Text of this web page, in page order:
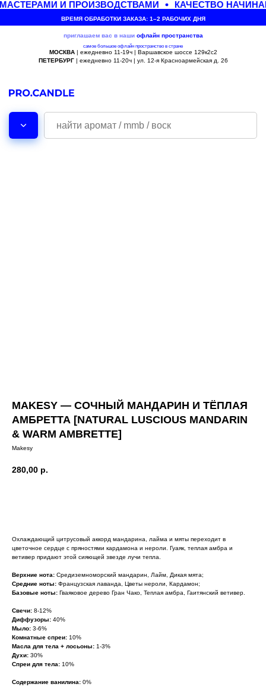
И ПРОИЗВОДСТВАМИ КАЧЕСТВО
ВРЕМЯ ОБРАБОТКИ ЗАКАЗА: 1–2 РАБОЧИХ ДНЯ
приглашаем вас в наши офлайн пространства
самое большое офлайн пространство в стране
МОСКВА| ежедневно 11-19ч | Варшавское шоссе 129к2с2
ПЕТЕРБУРГ| ежедневно 11-20ч | ул. 12-я Красноармейская д. 26
MAKESY — СОЧНЫЙ МАНДАРИН И ТЁПЛАЯ
АМБРЕТТА [NATURAL LUSCIOUS MANDARIN
& WARM AMBRETTE]
Makesy
280,00 р.
Охлаждающий цитрусовый аккорд мандарина, лайма и мяты переходит в
цветочное сердце с пряностями кардамона и нероли. Гуаяк, теплая амбра и
ветивер придают этой сияющей звезде лучи тепла.
Верхние нота: Средиземноморский мандарин, Лайм, Дикая мята;
Средние ноты: Французская лаванда, Цветы нероли, Кардамон;
Базовые ноты: Гваяковое дерево Гран Чако, Теплая амбра, Гаитянский ветивер.
Свечи: 8-12%
Диффузоры: 40%
Мыло: 3-6%
Комнатные спреи: 10%
Масла для тела + лосьоны: 1-3%
Духи: 30%
Спреи для тела: 10%
Содержание ванилина: 0%